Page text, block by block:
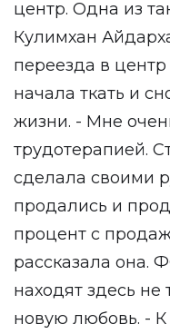
центр. Одна из
Кулимхан
переезда в
начала ткать и
жизни. - Мне
трудотерапией.
сделала своими
продались и
процент с
рассказала она.
находят здесь
новую любовь. -